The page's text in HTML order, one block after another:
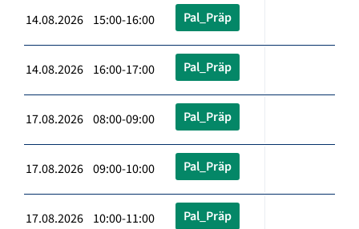
14.08.2026 15:00-16:00 Pal_Präp
14.08.2026 16:00-17:00 Pal_Präp
17.08.2026 08:00-09:00 Pal_Präp
17.08.2026 09:00-10:00 Pal_Präp
17.08.2026 10:00-11:00 Pal_Präp